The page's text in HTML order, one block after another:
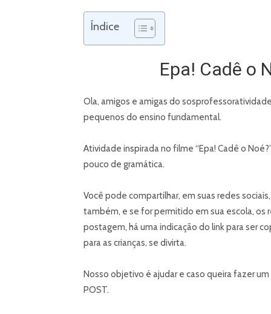
Índice
Epa! Cadê o
Ola, amigos e amigas do
pequenos do ensino fundamental.
Atividade inspirada no filme “Epa! Cadê o
pouco de gramática.
Você pode compartilhar, em suas redes
também, e se for permitido em sua escola, os
postagem, há uma indicação do link para ser
para as crianças, se divirta.
Nosso objetivo é ajudar e caso queira fazer
POST.